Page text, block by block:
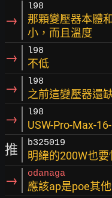
→
l98
那顆變壓器本體
小，而且溫度
→ l98
不低
→ l98
之前這變壓器還
→ l98
USW-Pro-Max-
推 b325019
明緯的200W也
→ odanaga
應該ap是poe其